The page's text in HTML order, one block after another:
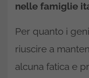
nelle famiglie
Per quanto i
riuscire a
alcuna fatica e